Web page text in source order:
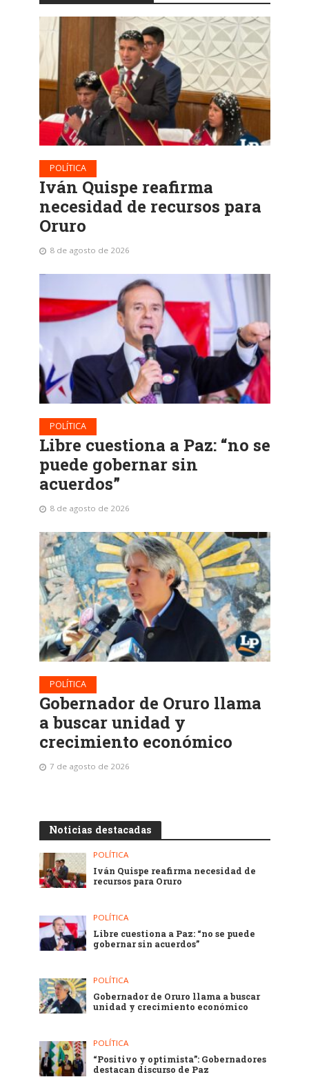
POLÍTICA
Iván Quispe reafirma
necesidad de recursos para
Oruro
8 de agosto de 2026
POLÍTICA
Libre cuestiona a Paz: “no se
puede gobernar sin
acuerdos”
8 de agosto de 2026
POLÍTICA
Gobernador de Oruro llama
a buscar unidad y
crecimiento económico
7 de agosto de 2026
Noticias destacadas
POLÍTICA
Iván Quispe reafirma necesidad de
recursos para Oruro
POLÍTICA
Libre cuestiona a Paz: “no se puede
gobernar sin acuerdos”
POLÍTICA
Gobernador de Oruro llama a buscar
unidad y crecimiento económico
POLÍTICA
“Positivo y optimista”: Gobernadores
destacan discurso de Paz